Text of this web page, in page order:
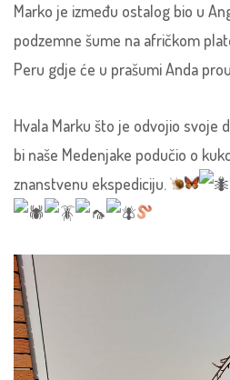
Marko je između ostalog bio u
podzemne šume na afričkom
Peru gdje će u prašumi Anda
Hvala Marku što je odvojio svoje
bi naše Medenjake podučio o
znanstvenu ekspediciju.